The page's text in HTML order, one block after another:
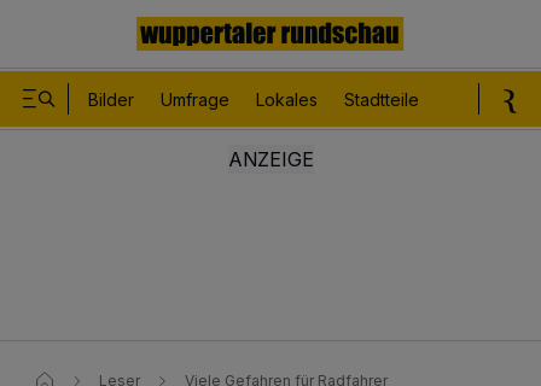
Bilder Umfrage Lokales Stadtteile
Leser Viele Gefahren für Radfahrer